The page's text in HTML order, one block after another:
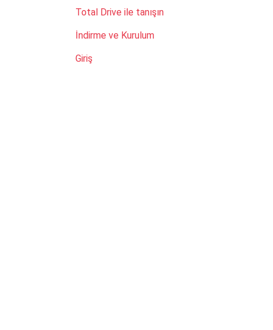
Total Drive ile tanışın
İndirme ve Kurulum
Giriş